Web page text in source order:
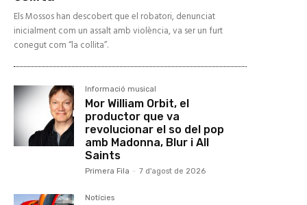
Els Mossos han descobert que el robatori, denunciat
inicialment com un assalt amb violència, va ser un furt
conegut com “la collita”.
Informació musical
Mor William Orbit, el
productor que va
revolucionar el so del pop
amb Madonna, Blur i All
Saints
Primera Fila - 7 d'agost de 2026
Notícies